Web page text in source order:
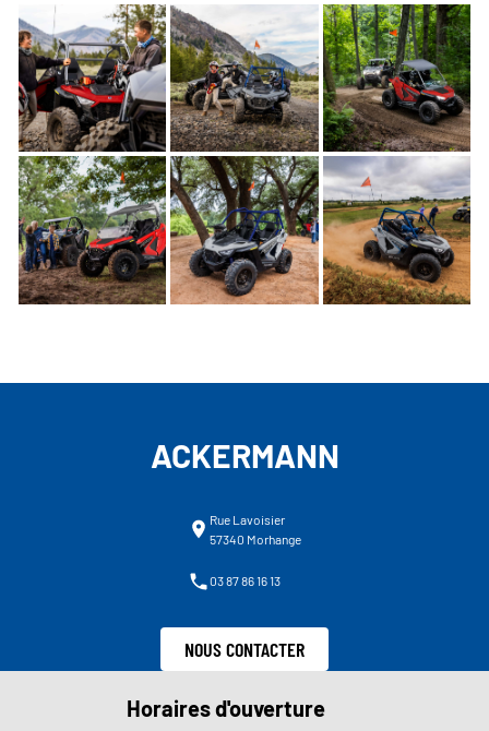
ACKERMANN
Rue Lavoisier
57340 Morhange
03 87 86 16 13
NOUS CONTACTER
Horaires d'ouverture